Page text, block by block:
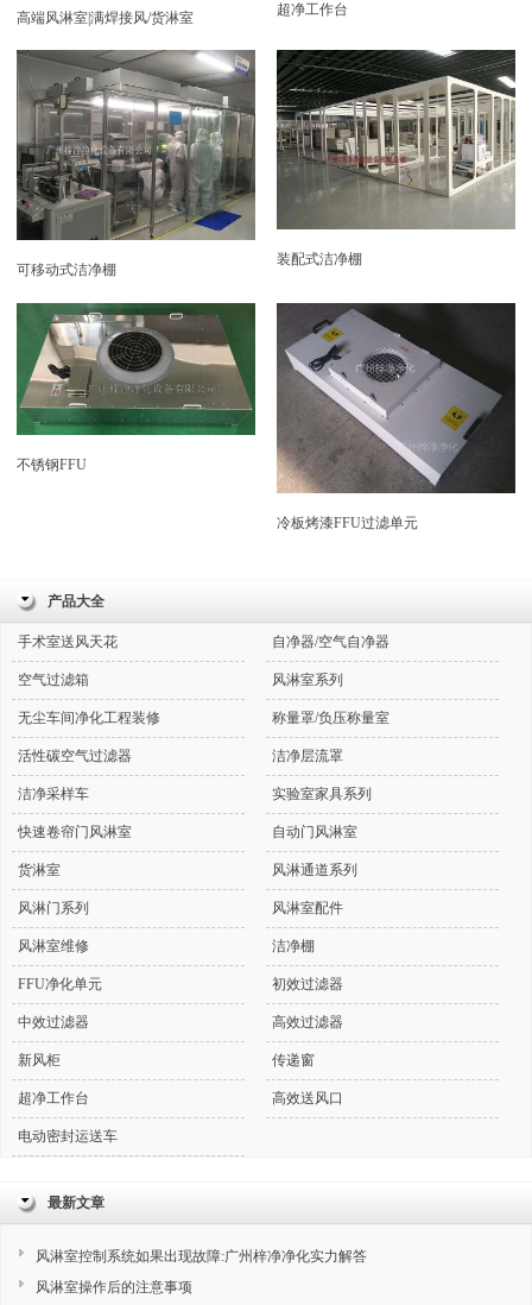
高端风淋室|满焊接风/货淋室 超净工作台
可移动式洁净棚
装配式洁净棚
不锈钢FFU
冷板烤漆FFU过滤单元
产品大全
手术室送风天花 自净器/空气自净器
空气过滤箱 风淋室系列
无尘车间净化工程装修 称量罩/负压称量室
活性碳空气过滤器 洁净层流罩
洁净采样车 实验室家具系列
快速卷帘门风淋室 自动门风淋室
货淋室 风淋通道系列
风淋门系列 风淋室配件
风淋室维修 洁净棚
FFU净化单元 初效过滤器
中效过滤器 高效过滤器
新风柜 传递窗
超净工作台 高效送风口
电动密封运送车
最新文章
风淋室控制系统如果出现故障:广州梓净净化实力解答
风淋室操作后的注意事项